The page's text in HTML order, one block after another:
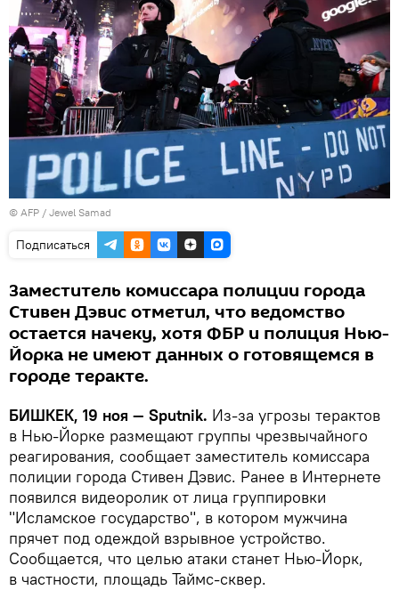
© AFP / Jewel Samad
Подписаться
Заместитель комиссара полиции города
Стивен Дэвис отметил, что ведомство
остается начеку, хотя ФБР и полиция Нью-
Йорка не имеют данных о готовящемся в
городе теракте.
БИШКЕК, 19 ноя — Sputnik. Из-за угрозы терактов
в Нью-Йорке размещают группы чрезвычайного
реагирования, сообщает заместитель комиссара
полиции города Стивен Дэвис. Ранее в Интернете
появился видеоролик от лица группировки
"Исламское государство", в котором мужчина
прячет под одеждой взрывное устройство.
Сообщается, что целью атаки станет Нью-Йорк,
в частности, площадь Таймс-сквер.